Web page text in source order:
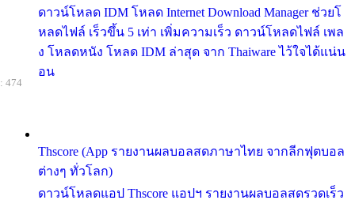
ดาวน์โหลด IDM โหลด Internet Download Manager ช่วยโ
หลดไฟล์ เร็วขึ้น 5 เท่า เพิ่มความเร็ว ดาวน์โหลดไฟล์ เพล
ง โหลดหนัง โหลด IDM ล่าสุด จาก Thaiware ไว้ใจได้แน่น
อน
Thscore (App รายงานผลบอลสดภาษาไทย จากลีกฟุตบอล
ต่างๆ ทั่วโลก)
ดาวน์โหลดแอป Thscore แอปฯ รายงานผลบอลสดรวดเร็ว
474